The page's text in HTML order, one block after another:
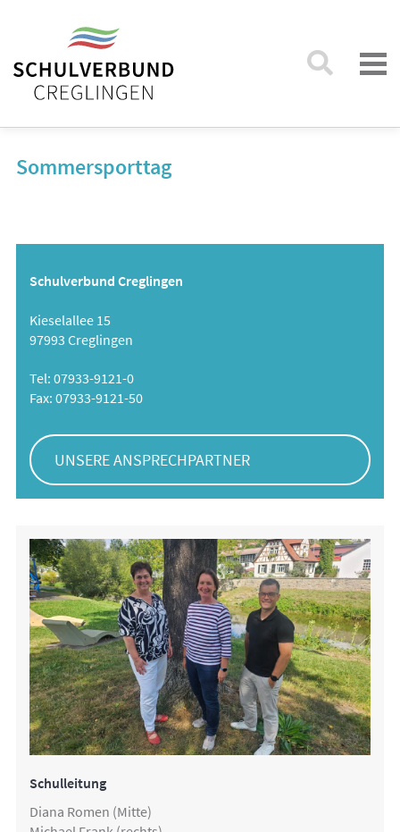
Sommersporttag
Schulverbund Creglingen
Kieselallee 15
97993 Creglingen
Tel: 07933-9121-0
Fax: 07933-9121-50
UNSERE ANSPRECHPARTNER
Schulleitung
Diana Romen (Mitte)